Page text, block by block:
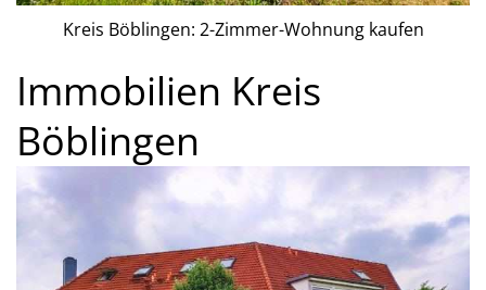
Kreis Böblingen: 2-Zimmer-Wohnung kaufen
Immobilien Kreis
Böblingen